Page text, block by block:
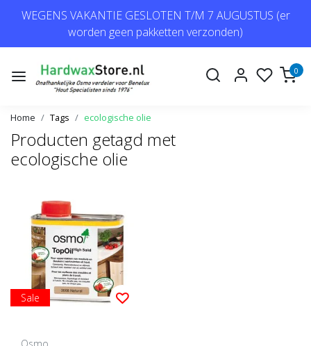
WEGENS VAKANTIE GESLOTEN T/M 7 AUGUSTUS (er
worden geen pakketten verzonden)
0
Home Tags ecologische olie
Producten getagd met
ecologische olie
Sale
Osmo